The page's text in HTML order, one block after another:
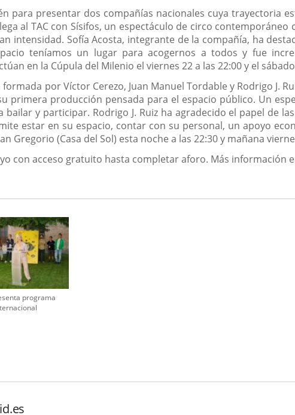
para presentar dos compañías nacionales cuya trayectoria
al TAC con Sísifos, un espectáculo de circo
intensidad. Sofía Acosta, integrante de la compañía, ha
teníamos un lugar para acogernos a todos y fue
en la Cúpula del Milenio el viernes 22 a las 22:00 y el
por Víctor Cerezo, Juan Manuel Tordable y Rodrigo J.
primera producción pensada para el espacio público. Un
y participar. Rodrigo J. Ruiz ha agradecido el papel de
estar en su espacio, contar con su personal, un apoyo
Gregorio (Casa del Sol) esta noche a las 22:30 y mañana
con acceso gratuito hasta completar aforo. Más información
programa